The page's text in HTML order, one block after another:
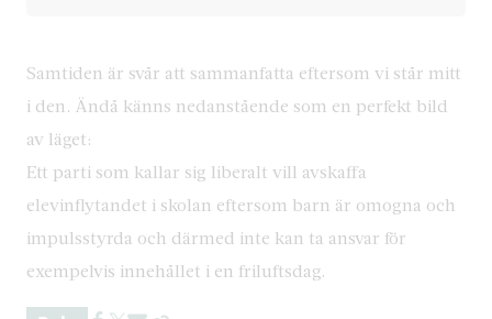
Samtiden är svår att sammanfatta eftersom vi står mitt
i den. Ändå känns nedanstående som en perfekt bild
av läget:
Ett parti som kallar sig liberalt vill avskaffa
elevinflytandet i skolan eftersom barn är omogna och
impulsstyrda och därmed inte kan ta ansvar för
exempelvis innehållet i en friluftsdag.